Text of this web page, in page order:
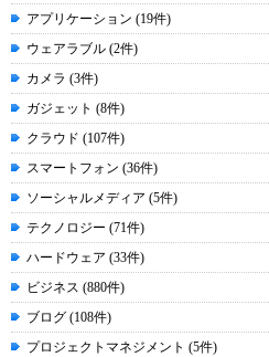
アプリケーション (19件)
ウェアラブル (2件)
カメラ (3件)
ガジェット (8件)
クラウド (107件)
スマートフォン (36件)
ソーシャルメディア (5件)
テクノロジー (71件)
ハードウェア (33件)
ビジネス (880件)
ブログ (108件)
プロジェクトマネジメント (5件)